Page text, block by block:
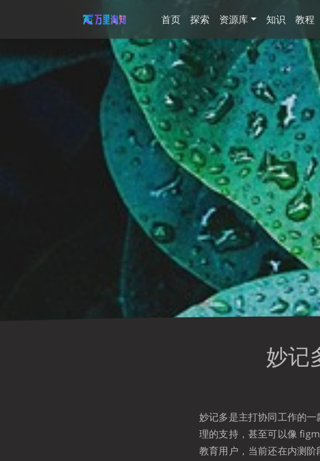
首页 探索 资源库 知识 教程
妙记
妙记多是主打协同工作的
理的支持，甚至可以像
教育用户，当前还在内测阶